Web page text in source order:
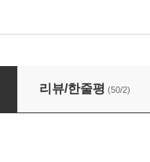
리뷰/한줄평 (50/2)